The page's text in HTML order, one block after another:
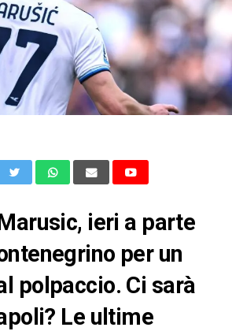
ieri a parte
per un
polpaccio. Ci sarà
Le ultime